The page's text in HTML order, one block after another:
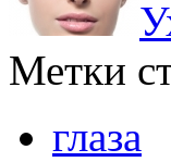
Метки
глаза